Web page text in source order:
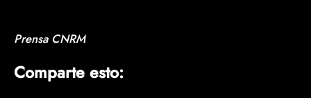
Prensa CNRM
Comparte esto: